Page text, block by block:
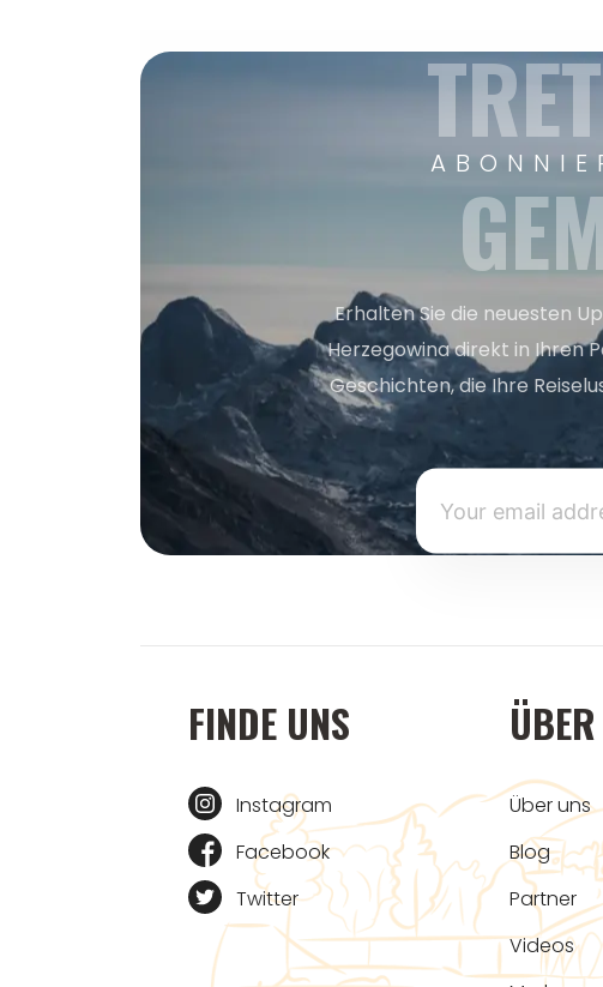
Erhalten Sie die neuesten
Herzegowina direkt in Ihren
Geschichten, die Ihre
FINDE UNS
Instagram
Facebook
Twitter
Über uns
Blog
Partner
Videos